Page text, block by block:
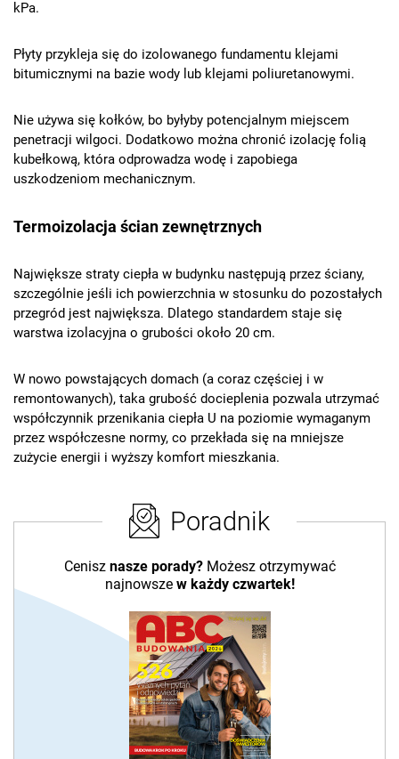
kPa.
Płyty przykleja się do izolowanego fundamentu klejami
bitumicznymi na bazie wody lub klejami poliuretanowymi.
Nie używa się kołków, bo byłyby potencjalnym miejscem
penetracji wilgoci. Dodatkowo można chronić izolację folią
kubełkową, która odprowadza wodę i zapobiega
uszkodzeniom mechanicznym.
Termoizolacja ścian zewnętrznych
Największe straty ciepła w budynku następują przez ściany,
szczególnie jeśli ich powierzchnia w stosunku do pozostałych
przegród jest największa. Dlatego standardem staje się
warstwa izolacyjna o grubości około 20 cm.
W nowo powstających domach (a coraz częściej i w
remontowanych), taka grubość docieplenia pozwala utrzymać
współczynnik przenikania ciepła U na poziomie wymaganym
przez współczesne normy, co przekłada się na mniejsze
zużycie energii i wyższy komfort mieszkania.
Poradnik
Cenisz nasze porady?Możesz otrzymywać
najnowsze w każdy czwartek!